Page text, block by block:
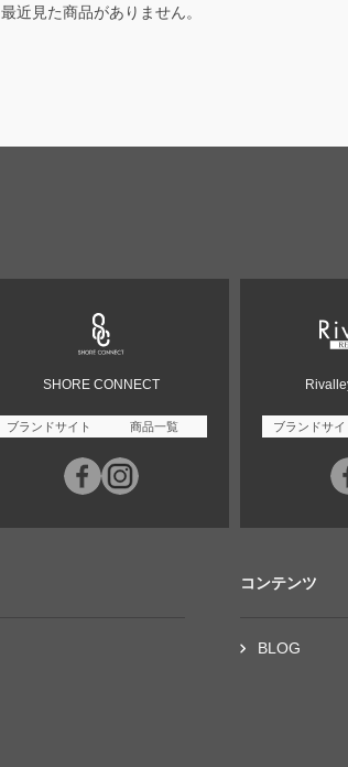
最近見た商品がありません。
SHORE CONNECT
ブランドサイト 商品一覧 ブランドサイ
コンテンツ
BLOG